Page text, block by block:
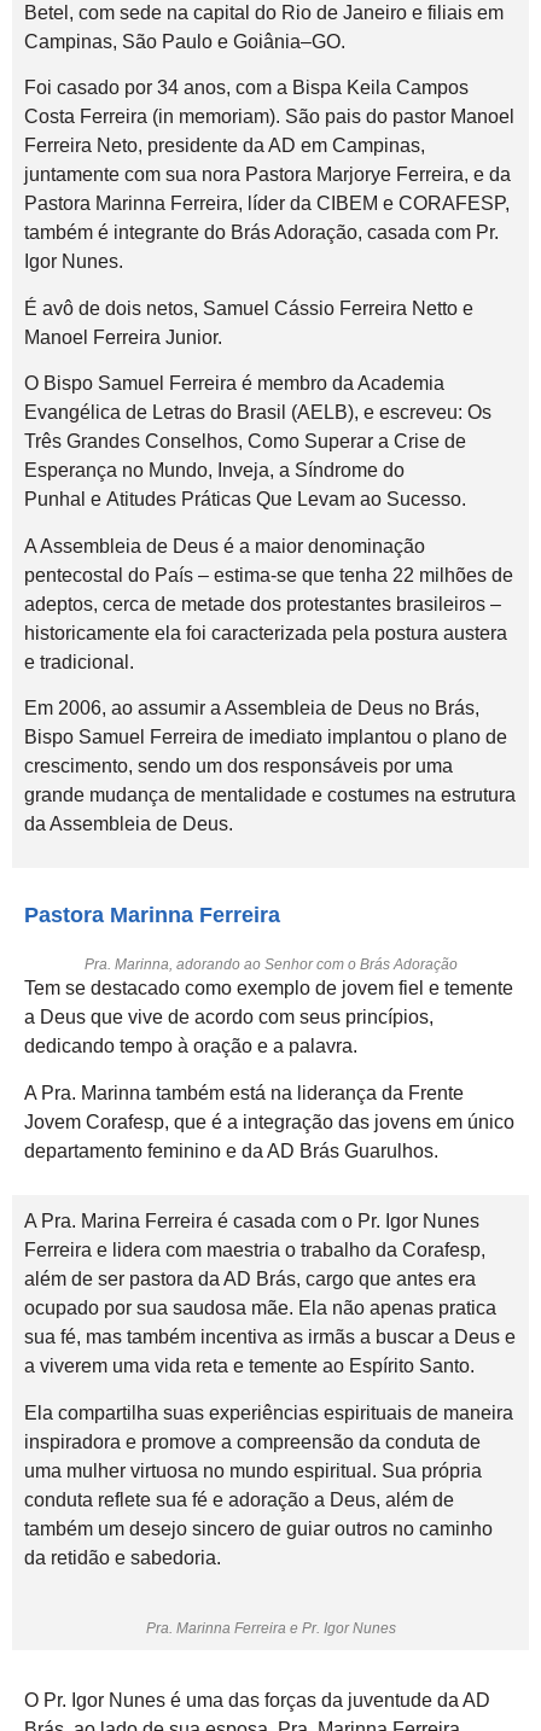
Betel, com sede na capital do Rio de Janeiro e filiais em
Campinas, São Paulo e Goiânia–GO.
Foi casado por 34 anos, com a Bispa Keila Campos
Costa Ferreira (in memoriam). São pais do pastor Manoel
Ferreira Neto, presidente da AD em Campinas,
juntamente com sua nora Pastora Marjorye Ferreira, e da
Pastora Marinna Ferreira, líder da CIBEM e CORAFESP,
também é integrante do Brás Adoração, casada com Pr.
Igor Nunes.
É avô de dois netos, Samuel Cássio Ferreira Netto e
Manoel Ferreira Junior.
O Bispo Samuel Ferreira é membro da Academia
Evangélica de Letras do Brasil (AELB), e escreveu: Os
Três Grandes Conselhos, Como Superar a Crise de
Esperança no Mundo, Inveja, a Síndrome do
Punhal e Atitudes Práticas Que Levam ao Sucesso.
A Assembleia de Deus é a maior denominação
pentecostal do País – estima-se que tenha 22 milhões de
adeptos, cerca de metade dos protestantes brasileiros –
historicamente ela foi caracterizada pela postura austera
e tradicional.
Em 2006, ao assumir a Assembleia de Deus no Brás,
Bispo Samuel Ferreira de imediato implantou o plano de
crescimento, sendo um dos responsáveis por uma
grande mudança de mentalidade e costumes na estrutura
da Assembleia de Deus.
Pastora Marinna Ferreira
Pra. Marinna, adorando ao Senhor com o Brás Adoração
Tem se destacado como exemplo de jovem fiel e temente
a Deus que vive de acordo com seus princípios,
dedicando tempo à oração e a palavra.
A Pra. Marinna também está na liderança da Frente
Jovem Corafesp, que é a integração das jovens em único
departamento feminino e da AD Brás Guarulhos.
A Pra. Marina Ferreira é casada com o Pr. Igor Nunes
Ferreira e lidera com maestria o trabalho da Corafesp,
além de ser pastora da AD Brás, cargo que antes era
ocupado por sua saudosa mãe. Ela não apenas pratica
sua fé, mas também incentiva as irmãs a buscar a Deus e
a viverem uma vida reta e temente ao Espírito Santo.
Ela compartilha suas experiências espirituais de maneira
inspiradora e promove a compreensão da conduta de
uma mulher virtuosa no mundo espiritual. Sua própria
conduta reflete sua fé e adoração a Deus, além de
também um desejo sincero de guiar outros no caminho
da retidão e sabedoria.
Pra. Marinna Ferreira e Pr. Igor Nunes
O Pr. Igor Nunes é uma das forças da juventude da AD